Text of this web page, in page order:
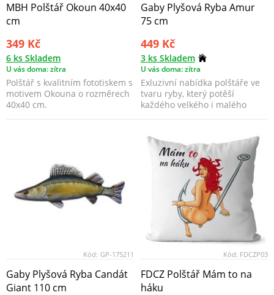
MBH Polštář Okoun 40x40
cm
349 Kč
6 ks Skladem
U vás doma: zítra
Polštář s kvalitním fototiskem s
motivem Okouna o rozměrech
40x40 cm.
Gaby Plyšová Ryba Amur
75 cm
449 Kč
3 ks Skladem
U vás doma: zítra
Exluzivní nabídka polštáře ve
tvaru ryby, který potěší
každého velkého i malého
Kód: GP-175211
Gaby Plyšová Ryba Candát
Giant 110 cm
Kód: FDCZP03
FDCZ Polštář Mám to na
háku